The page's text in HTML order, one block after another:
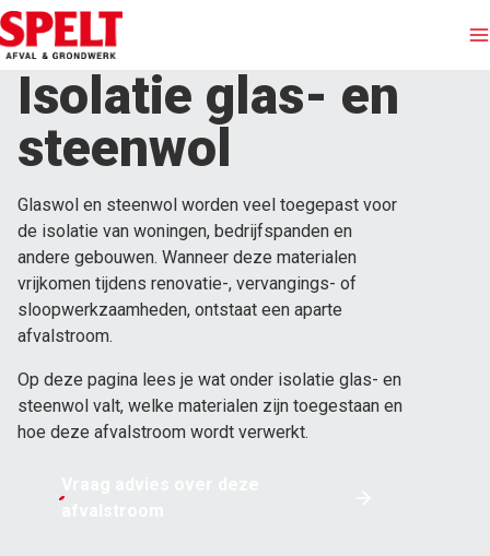
Afvalinzameling
Afvalstromen
Branches
Over Spelt
Isolatie glas- en
steenwol
Glaswol en steenwol worden veel toegepast voor
de isolatie van woningen, bedrijfspanden en
andere gebouwen. Wanneer deze materialen
vrijkomen tijdens renovatie-, vervangings- of
sloopwerkzaamheden, ontstaat een aparte
afvalstroom.
Op deze pagina lees je wat onder isolatie glas- en
steenwol valt, welke materialen zijn toegestaan en
hoe deze afvalstroom wordt verwerkt.